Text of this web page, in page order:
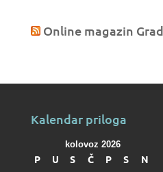
Online magazin
Kalendar priloga
kolovoz 2026
P U S Č P S N